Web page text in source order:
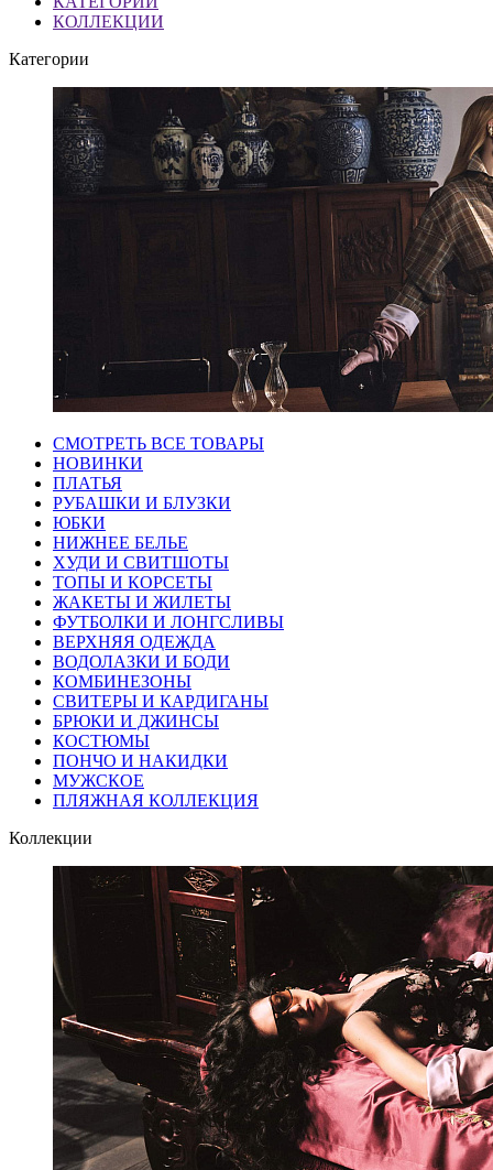
КОЛЛЕКЦИИ
Категории
СМОТРЕТЬ ВСЕ ТОВАРЫ
НОВИНКИ
ПЛАТЬЯ
РУБАШКИ И БЛУЗКИ
ЮБКИ
НИЖНЕЕ БЕЛЬЕ
ХУДИ И СВИТШОТЫ
ТОПЫ И КОРСЕТЫ
ЖАКЕТЫ И ЖИЛЕТЫ
ФУТБОЛКИ И ЛОНГСЛИВЫ
ВЕРХНЯЯ ОДЕЖДА
ВОДОЛАЗКИ И БОДИ
КОМБИНЕЗОНЫ
СВИТЕРЫ И КАРДИГАНЫ
БРЮКИ И ДЖИНСЫ
КОСТЮМЫ
ПОНЧО И НАКИДКИ
МУЖСКОЕ
ПЛЯЖНАЯ КОЛЛЕКЦИЯ
Коллекции